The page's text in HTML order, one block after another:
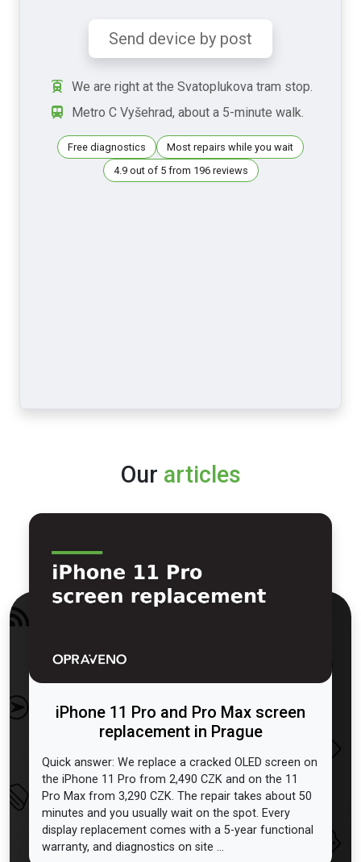
Send device by post
We are right at the Svatoplukova tram stop.
Metro C Vyšehrad, about a 5-minute walk.
Free diagnostics
Most repairs while you wait
4.9 out of 5 from 196 reviews
Our articles
iPhone 11 Pro and Pro Max screen
replacement in Prague
Quick answer: We replace a cracked OLED screen on
the iPhone 11 Pro from 2,490 CZK and on the 11
Pro Max from 3,290 CZK. The repair takes about 50
minutes and you usually wait on the spot. Every
display replacement comes with a 5-year functional
warranty, and diagnostics on site ...